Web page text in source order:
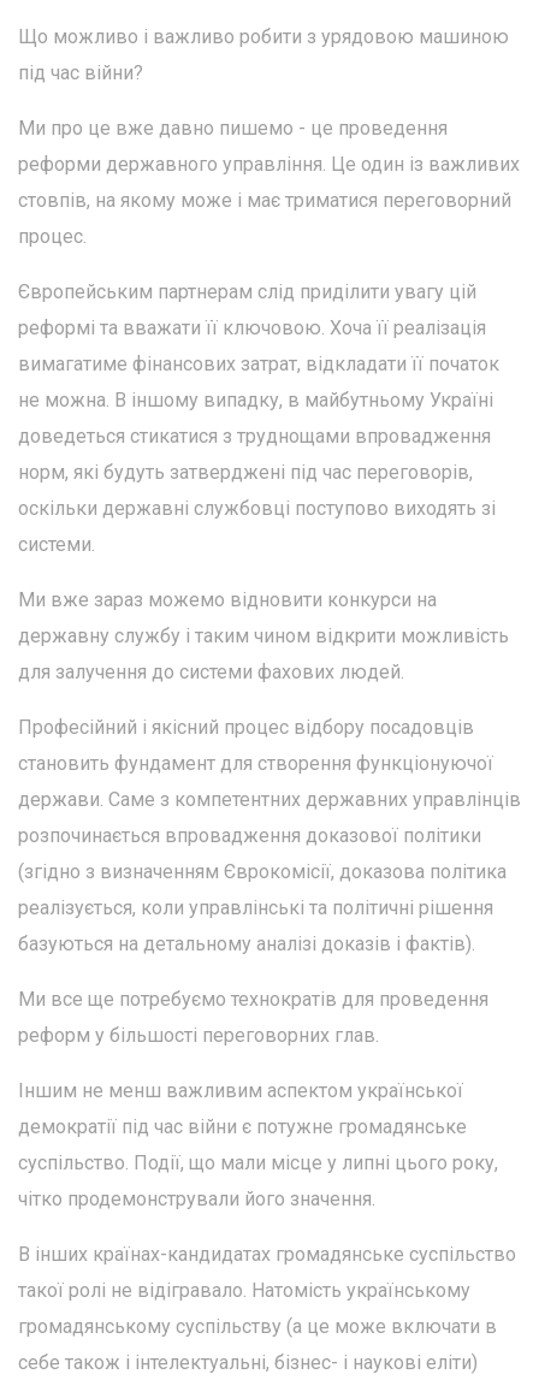
Що можливо і важливо робити з урядовою машиною
під час війни?
Ми про це вже давно пишемо - це проведення
реформи державного управління. Це один із важливих
стовпів, на якому може і має триматися переговорний
процес.
Європейським партнерам слід приділити увагу цій
реформі та вважати її ключовою. Хоча її реалізація
вимагатиме фінансових затрат, відкладати її початок
не можна. В іншому випадку, в майбутньому Україні
доведеться стикатися з труднощами впровадження
норм, які будуть затверджені під час переговорів,
оскільки державні службовці поступово виходять зі
системи.
Ми вже зараз можемо відновити конкурси на
державну службу і таким чином відкрити можливість
для залучення до системи фахових людей.
Професійний і якісний процес відбору посадовців
становить фундамент для створення функціонуючої
держави. Саме з компетентних державних управлінців
розпочинається впровадження доказової політики
(згідно з визначенням Єврокомісії, доказова політика
реалізується, коли управлінські та політичні рішення
базуються на детальному аналізі доказів і фактів).
Ми все ще потребуємо технократів для проведення
реформ у більшості переговорних глав.
Іншим не менш важливим аспектом української
демократії під час війни є потужне громадянське
суспільство. Події, що мали місце у липні цього року,
чітко продемонстрували його значення.
В інших країнах-кандидатах громадянське суспільство
такої ролі не відігравало. Натомість українському
громадянському суспільству (а це може включати в
себе також і інтелектуальні, бізнес- і наукові еліти)